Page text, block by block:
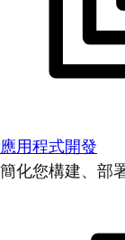
應用程式開發
簡化您構建、部